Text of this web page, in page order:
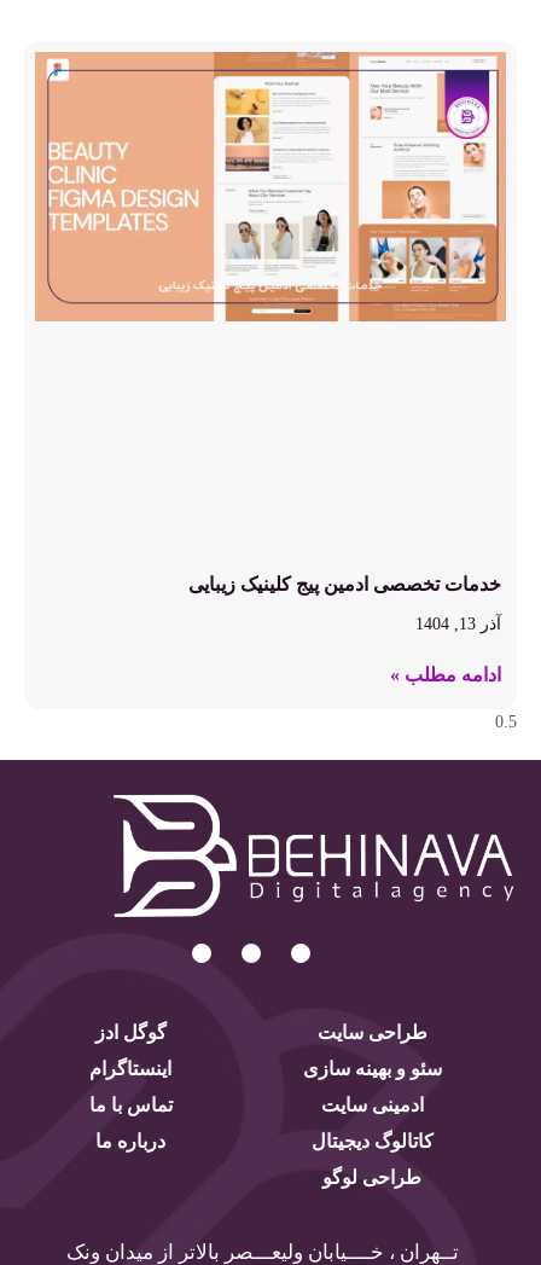
خدمات تخصصی ادمین پیج کلینیک زیبایی
آذر 13, 1404
ادامه مطلب »
طراحی سایت
سئو و بهینه سازی
ادمینی سایت
کاتالوگ دیجیتال
طراحی لوگو
گوگل ادز
اینستاگرام
تماس با ما
درباره ما
تــهران ، خــــیابان ولیعـــصر بالاتر از میدان ونک